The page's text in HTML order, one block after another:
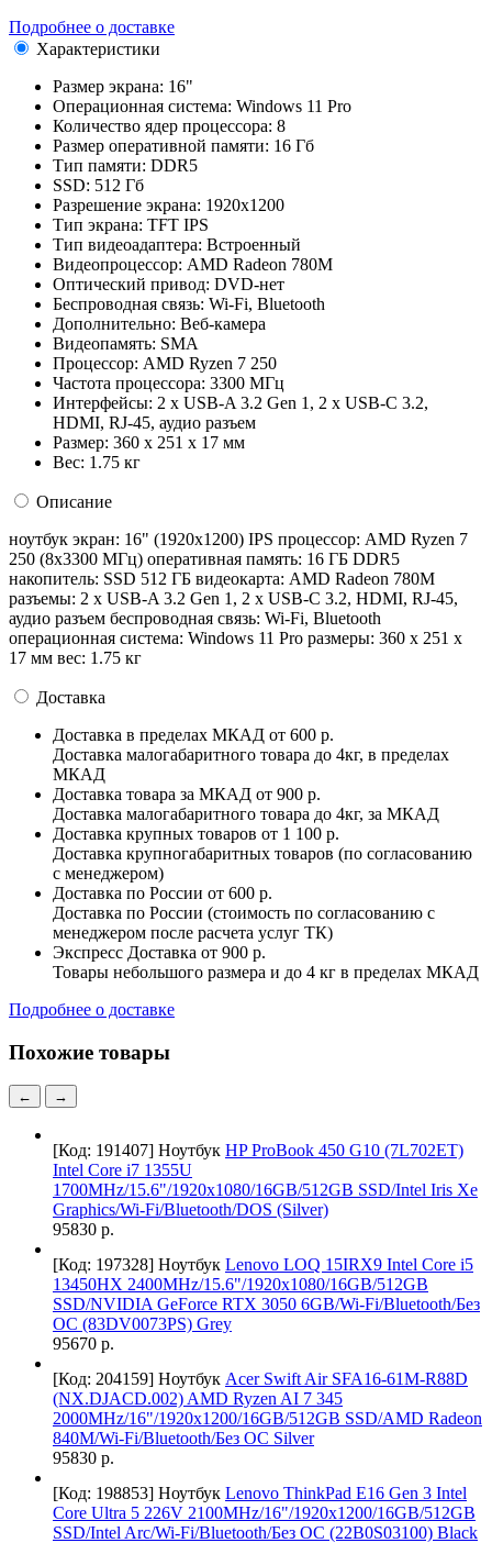
Подробнее о доставке
Характеристики
Размер экрана: 16"
Операционная система: Windows 11 Pro
Количество ядер процессора: 8
Размер оперативной памяти: 16 Гб
Тип памяти: DDR5
SSD: 512 Гб
Разрешение экрана: 1920x1200
Тип экрана: TFT IPS
Тип видеоадаптера: Встроенный
Видеопроцессор: AMD Radeon 780M
Оптический привод: DVD-нет
Беспроводная связь: Wi-Fi, Bluetooth
Дополнительно: Веб-камера
Видеопамять: SMA
Процессор: AMD Ryzen 7 250
Частота процессора: 3300 МГц
Интерфейсы: 2 x USB-A 3.2 Gen 1, 2 x USB-C 3.2,
HDMI, RJ-45, аудио разъем
Размер: 360 x 251 x 17 мм
Вес: 1.75 кг
Описание
ноутбук экран: 16" (1920x1200) IPS процессор: AMD Ryzen 7
250 (8x3300 МГц) оперативная память: 16 ГБ DDR5
накопитель: SSD 512 ГБ видеокарта: AMD Radeon 780M
разъемы: 2 x USB-A 3.2 Gen 1, 2 x USB-C 3.2, HDMI, RJ-45,
аудио разъем беспроводная связь: Wi-Fi, Bluetooth
операционная система: Windows 11 Pro pазмеры: 360 x 251 x
17 мм вес: 1.75 кг
Доставка
Доставка в пределах МКАД от 600 р.
Доставка малогабаритного товара до 4кг, в пределах
МКАД
Доставка товара за МКАД от 900 р.
Доставка малогабаритного товара до 4кг, за МКАД
Доставка крупных товаров от 1 100 р.
Доставка крупногабаритных товаров (по согласованию
с менеджером)
Доставка по России от 600 р.
Доставка по России (стоимость по согласованию с
менеджером после расчета услуг ТК)
Экспресс Доставка от 900 р.
Товары небольшого размера и до 4 кг в пределах МКАД
Подробнее о доставке
Похожие товары
← →
[Код: 191407] Ноутбук HP ProBook 450 G10 (7L702ET)
Intel Core i7 1355U
1700MHz/15.6"/1920x1080/16GB/512GB SSD/Intel Iris Xe
Graphics/Wi-Fi/Bluetooth/DOS (Silver)
95830 р.
[Код: 197328] Ноутбук Lenovo LOQ 15IRX9 Intel Core i5
13450HX 2400MHz/15.6"/1920x1080/16GB/512GB
SSD/NVIDIA GeForce RTX 3050 6GB/Wi-Fi/Bluetooth/Без
ОС (83DV0073PS) Grey
95670 р.
[Код: 204159] Ноутбук Acer Swift Air SFA16-61M-R88D
(NX.DJACD.002) AMD Ryzen AI 7 345
2000MHz/16"/1920x1200/16GB/512GB SSD/AMD Radeon
840M/Wi-Fi/Bluetooth/Без ОС Silver
95830 р.
[Код: 198853] Ноутбук Lenovo ThinkPad E16 Gen 3 Intel
Core Ultra 5 226V 2100MHz/16"/1920x1200/16GB/512GB
SSD/Intel Arc/Wi-Fi/Bluetooth/Без ОС (22B0S03100) Black